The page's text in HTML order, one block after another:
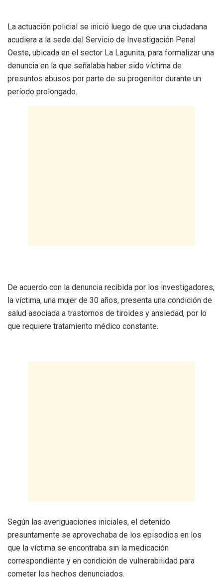
La actuación policial se inició luego de que una ciudadana
acudiera a la sede del Servicio de Investigación Penal
Oeste, ubicada en el sector La Lagunita, para formalizar una
denuncia en la que señalaba haber sido víctima de
presuntos abusos por parte de su progenitor durante un
período prolongado.
De acuerdo con la denuncia recibida por los investigadores,
la víctima, una mujer de 30 años, presenta una condición de
salud asociada a trastornos de tiroides y ansiedad, por lo
que requiere tratamiento médico constante.
Según las averiguaciones iniciales, el detenido
presuntamente se aprovechaba de los episodios en los
que la víctima se encontraba sin la medicación
correspondiente y en condición de vulnerabilidad para
cometer los hechos denunciados.